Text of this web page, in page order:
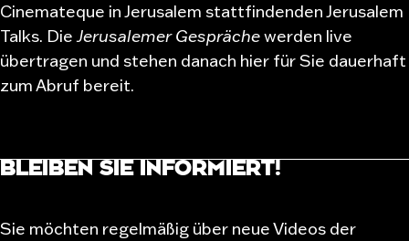
Cinemateque in Jerusalem stattfindenden Jerusalem
Talks. DieJerusalemer Gesprächewerden live
übertragen und stehen danach hier für Sie dauerhaft
zum Abruf bereit.
BLEIBEN SIE INFORMIERT!
Sie möchten regelmäßig über neue Videos der